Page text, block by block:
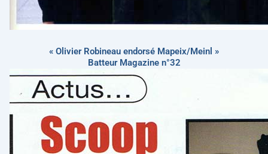
« Olivier Robineau endorsé Mapeix/Meinl »
Batteur Magazine n°32